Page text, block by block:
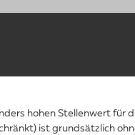
hohen Stellenwert für
ist grundsätzlich